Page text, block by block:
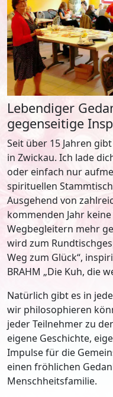
Lebendiger
gegenseitige
Seit über 15 Jahren
in Zwickau. Ich lade
oder einfach nur
spirituellen
Ausgehend von
kommenden Jahr
Wegbegleitern mehr
wird zum
Weg zum Glück“,
BRAHM „Die Kuh, die
Natürlich gibt es in
wir philosophieren
jeder Teilnehmer zu
eigene Geschichte,
Impulse für die
einen fröhlichen
Menschheitsfamilie.